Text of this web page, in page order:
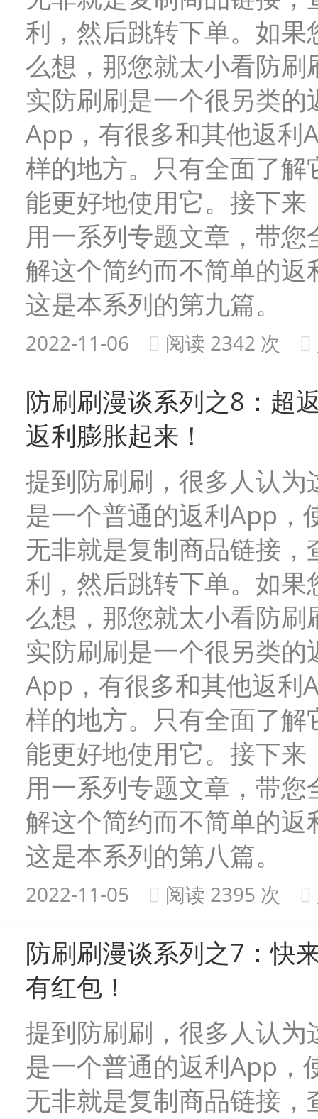
利，然后跳转下单。如果
么想，那您就太小看防刷
实防刷刷是一个很另类的
App，有很多和其他返利
样的地方。只有全面了解
能更好地使用它。接下来
用一系列专题文章，带您
解这个简约而不简单的返
这是本系列的第九篇。
2022-11-06 阅读 2342 次
防刷刷漫谈系列之8：超
返利膨胀起来！
提到防刷刷，很多人认为
是一个普通的返利App，
无非就是复制商品链接，
利，然后跳转下单。如果
么想，那您就太小看防刷
实防刷刷是一个很另类的
App，有很多和其他返利
样的地方。只有全面了解
能更好地使用它。接下来
用一系列专题文章，带您
解这个简约而不简单的返
这是本系列的第八篇。
2022-11-05 阅读 2395 次
防刷刷漫谈系列之7：快
有红包！
提到防刷刷，很多人认为
是一个普通的返利App，
无非就是复制商品链接，